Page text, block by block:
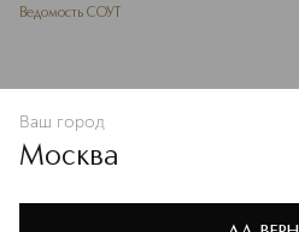
Ведомость СОУТ
Ваш город
Москва